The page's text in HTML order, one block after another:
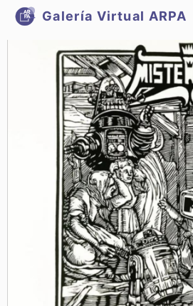
Galería Virtual ARPA